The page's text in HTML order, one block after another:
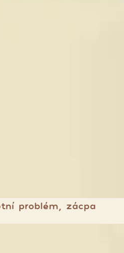
problém, zácpa